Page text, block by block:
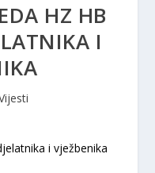
HZ HB
I